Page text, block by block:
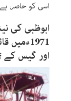
اسی کو حاصل
ابوظبی کی
اور گیس کے